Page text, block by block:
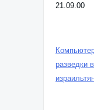
разведки